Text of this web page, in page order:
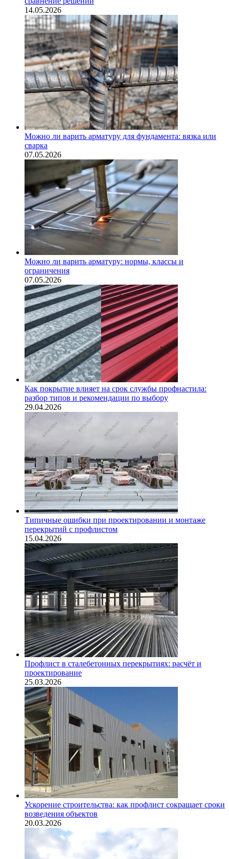
14.05.2026
Можно ли варить арматуру для фундамента: вязка или
сварка
07.05.2026
Можно ли варить арматуру: нормы, классы и
ограничения
07.05.2026
Как покрытие влияет на срок службы профнастила:
разбор типов и рекомендации по выбору
29.04.2026
Типичные ошибки при проектировании и монтаже
перекрытий с профлистом
15.04.2026
Профлист в сталебетонных перекрытиях: расчёт и
проектирование
25.03.2026
Ускорение строительства: как профлист сокращает сроки
возведения объектов
20.03.2026